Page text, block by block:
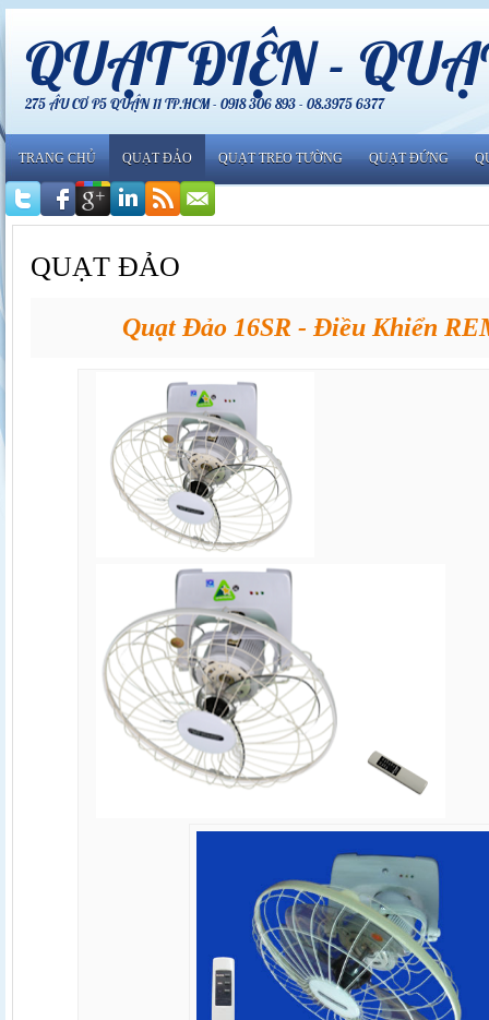
QUẠT ĐIỆN -
275 ÂU CƠ P5 QUẬN 11 TP.HCM - 0918 306 893 - 08.3975 6377
TRANG CHỦ QUẠT ĐẢO QUẠT TREO TƯỜNG QUẠT ĐỨNG
QUẠT ĐẢO
Quạt Đảo 16SR - Điều Khiển